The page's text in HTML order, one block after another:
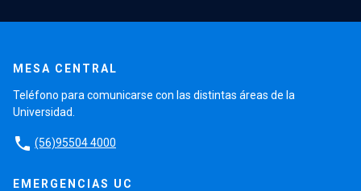
MESA CENTRAL
Teléfono para comunicarse con las distintas áreas de la
Universidad.
phone (56)95504 4000
EMERGENCIAS UC